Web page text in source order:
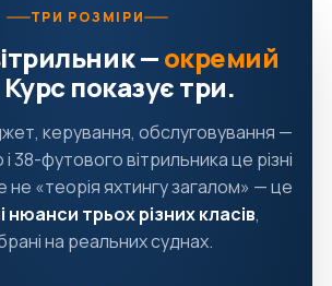
ТРИ РОЗМІРИ
—окремий
Курс показує три.
керування, обслуговування —
38-футового вітрильника це різні
не «теорія яхтингу загалом» — це
нюанси трьох різних класів,
на реальних суднах.